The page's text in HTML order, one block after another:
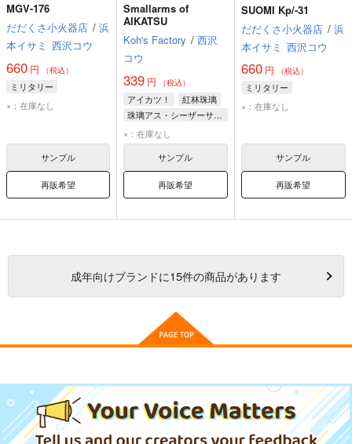
MGV-176
だだくさ小火器店 / 浜
本イサミ 西沢コウ
660 円 （税込）
ミリタリー
×：在庫なし
サンプル
再販希望
Smallarms of
AIKATSU
Koh's Factory / 西沢
コウ
339 円 （税込）
アイカツ！
紅林珠璃
珠璃アス・シーザーサラダ
×：在庫なし
サンプル
再販希望
SUOMI Kp/-31
だだくさ小火器店 / 浜
本イサミ 西沢コウ
660円 （税込）
ミリタリー
×：在庫なし
サンプル
再販希望
成年向けブランドに15件の商品があります